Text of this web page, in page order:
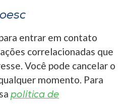
entrar em contato
correlacionadas que
Você pode cancelar o
momento. Para
política de